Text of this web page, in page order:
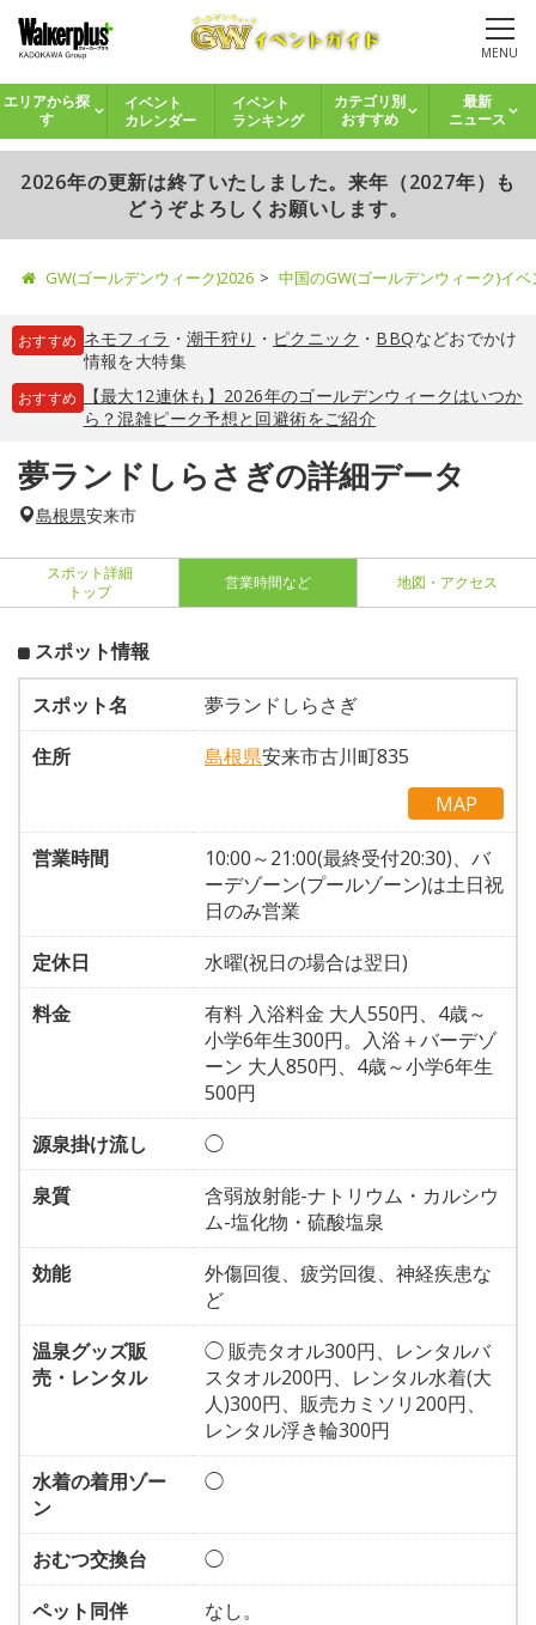
MENU
エリアから探
す
イベント
カレンダー
イベント
ランキング
カテゴリ別
おすすめ
最新
ニュース
2026年の更新は終了いたしました。来年（2027年）も
どうぞよろしくお願いします。
GW(ゴールデンウィーク)2026 中国のGW(ゴールデンウィーク)イ
おすすめ ネモフィラ ・ 潮干狩り ・ ピクニック ・ BBQなどおでかけ
情報を大特集
おすすめ
【最大12連休も】2026年のゴールデンウィークはいつか
ら？混雑ピーク予想と回避術をご紹介
夢ランドしらさぎの詳細データ
島根県安来市
スポット詳細
トップ
営業時間など 地図・アクセス
スポット情報
スポット名
夢ランドしらさぎ
住所
島根県安来市古川町835
MAP
営業時間
10:00～21:00(最終受付20:30)、バ
ーデゾーン(プールゾーン)は土日祝
日のみ営業
定休日
水曜(祝日の場合は翌日)
料金
有料 入浴料金 大人550円、4歳～
小学6年生300円。入浴＋バーデゾ
ーン 大人850円、4歳～小学6年生
500円
源泉掛け流し
◯
泉質
含弱放射能-ナトリウム・カルシウ
ム-塩化物・硫酸塩泉
効能
外傷回復、疲労回復、神経疾患な
ど
温泉グッズ販
売・レンタル
◯ 販売タオル300円、レンタルバ
スタオル200円、レンタル水着(大
人)300円、販売カミソリ200円、
レンタル浮き輪300円
水着の着用ゾー
ン
◯
おむつ交換台
◯
ペット同伴
なし。